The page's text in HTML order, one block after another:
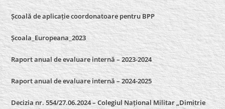
Școală de aplicație coordonatoare pentru BPP
Școala_Europeana_2023
Raport anual de evaluare internă – 2023-2024
Raport anual de evaluare internă –2024-2025
Decizia nr. 554/27.06.2024 – Colegiul Național Militar „Dimitrie